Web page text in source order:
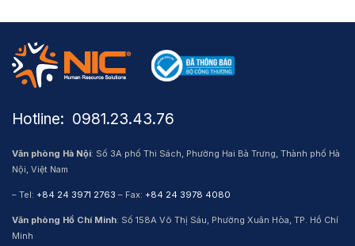
Hotline: ​ 0981.23.43.76
Văn phòng Hà Nội: Số 3A phố Thi Sách, Phường Hai Bà Trưng, Thành phố Hà
Nội, Việt Nam
– Tel: +84 24 3971 2763 – Fax: +84 24 3978 4080
Văn phòng Hồ Chí Minh: Số 158A Võ Thị Sáu, Phường Xuân Hòa, TP. Hồ Chí
Minh